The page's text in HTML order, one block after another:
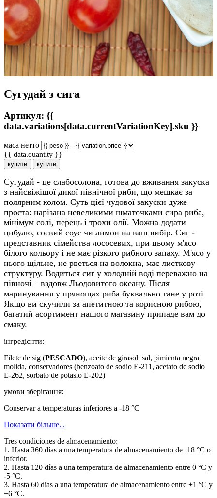
Сугудай з сига
Артикул: {{
data.variations[data.currentVariationKey].sku }}
маса нетто
{{ data.quantity }}
купити купити
Сугудай - це слабосолона, готова до вживання закуска
з найсвіжішої дикої північної риби, що мешкає за
полярним колом. Суть цієї чудової закуски дуже
проста: нарізана невеликими шматочками сира риба,
мінімум солі, перець і трохи олії. Можна додати
цибулю, соєвий соус чи лимон на ваш вибір. Сиг -
представник сімейства лососевих, при цьому м'ясо
білого кольору і не має різкого рибного запаху. М'ясо у
нього щільне, не рветься на волокна, має листкову
структуру. Водиться сиг у холодній воді переважно на
півночі – вздовж Льодовитого океану. Після
маринування у прянощах риба буквально тане у роті.
Якщо ви скучили за апетитною та корисною рибою,
багатий асортимент нашого магазину припаде вам до
смаку.
інгредієнти:
Filete de sig (PESCADO), aceite de girasol, sal, pimienta negra
molida, conservadores (benzoato de sodio E-211, acetato de sodio
E-262, sorbato de potasio E-202)
умови зберігання:
Conservar a temperaturas inferiores a -18 °C
Показати більше...
Tres condiciones de almacenamiento:
1. Hasta 360 días a una temperatura de almacenamiento de -18 °C o
inferior.
2. Hasta 120 días a una temperatura de almacenamiento entre 0 °C y
-5 °C.
3. Hasta 60 días a una temperatura de almacenamiento entre +1 °C y
+6 °C.